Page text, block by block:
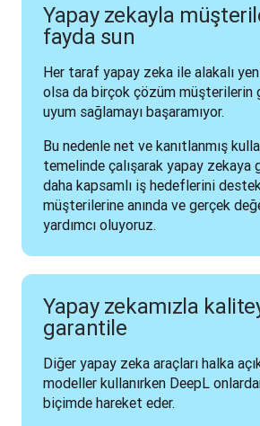
Yapay zekayla
fayda sun
Her taraf yapay zeka ile alakalı
olsa da birçok çözüm müşterilerin
uyum sağlamayı başaramıyor.
Bu nedenle net ve kanıtlanmış
temelinde çalışarak yapay zekaya
daha kapsamlı iş hedeflerini
müşterilerine anında ve gerçek
yardımcı oluyoruz.
Yapay zekamızla
garantile
Diğer yapay zeka araçları halka
modeller kullanırken DeepL
biçimde hareket eder.